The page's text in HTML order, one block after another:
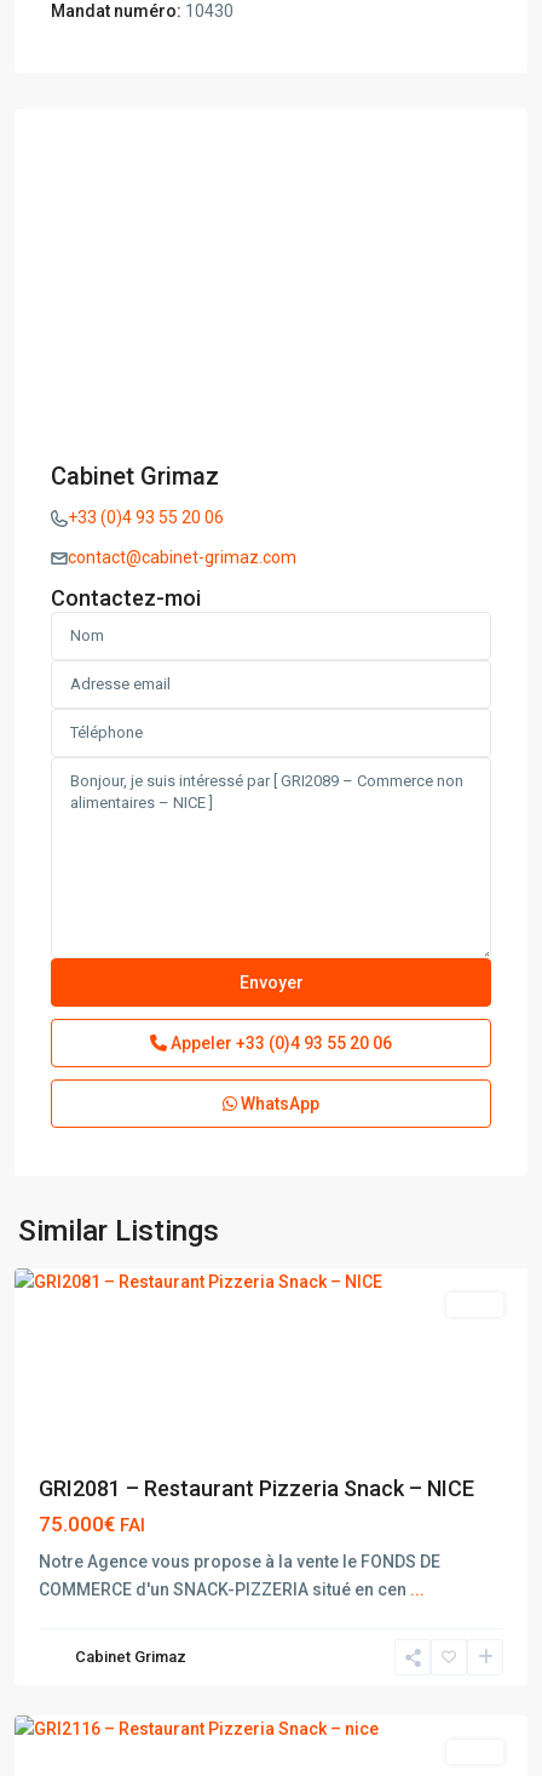
Mandat numéro: 10430
Cabinet Grimaz
+33 (0)4 93 55 20 06
contact@cabinet-grimaz.com
Contactez-moi
Appeler +33 (0)4 93 55 20 06
WhatsApp
Similar Listings
NICE
GRI2081 – Restaurant Pizzeria Snack – NICE
75.000€ FAI
Notre Agence vous propose à la vente le FONDS DE
COMMERCE d'un SNACK-PIZZERIA situé en cen ...
Cabinet Grimaz